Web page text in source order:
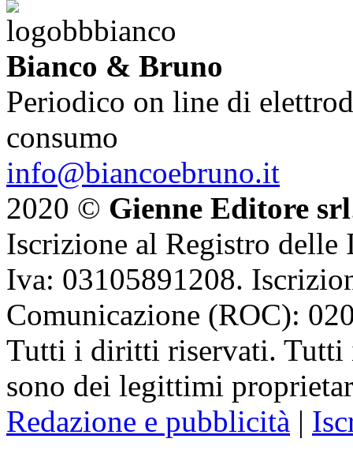
Bianco & Bruno
Periodico on line di
consumo
info@biancoebruno.it
2020 © Gienne Editore srl
Iscrizione al Registro delle
Iva: 03105891208.
Comunicazione (ROC):
Tutti i diritti riservati. Tutti
sono dei legittimi
Redazione e pubblicità |